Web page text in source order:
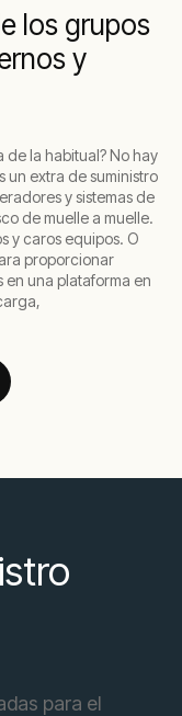
los grupos
y
la habitual? No hay
un extra de suministro
y sistemas de
de muelle a muelle.
y caros equipos. O
proporcionar
en una plataforma en
para el